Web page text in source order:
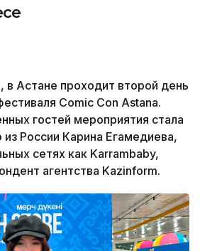
в Астане проходит второй день
Comic Con Astana.
гостей мероприятия стала
из России Карина Егамедиева,
сетях как Karrambaby,
агентства Kazinform.